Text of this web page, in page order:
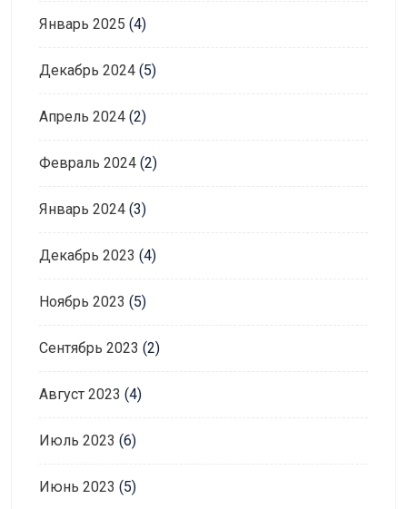
Январь 2025 (4)
Декабрь 2024 (5)
Апрель 2024 (2)
Февраль 2024 (2)
Январь 2024 (3)
Декабрь 2023 (4)
Ноябрь 2023 (5)
Сентябрь 2023 (2)
Август 2023 (4)
Июль 2023 (6)
Июнь 2023 (5)